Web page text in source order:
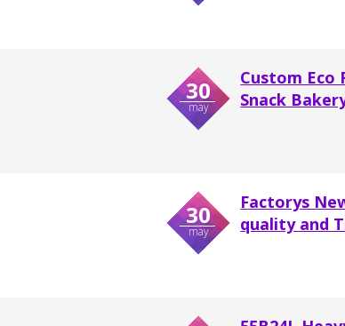
30
may
Custom
Snack
30
may
Factorys
quality and